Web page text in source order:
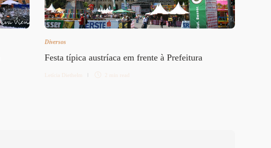
Diversos
Festa típica austríaca em frente à Prefeitura
Letícia Diethelm 2 min read